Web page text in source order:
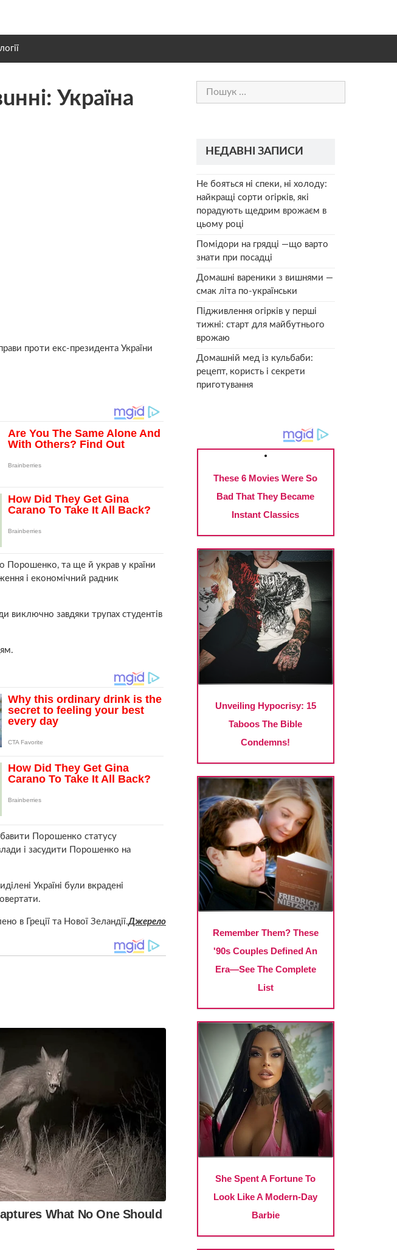
Україна
проти екс-президента України
Порошенко, та ще й украв у країни
і економічний радник
виключно завдяки трупах студентів
Порошенко статусу
і засудити Порошенко на
Україні були вкрадені
в Греції та Нової Зеландії.Джерело
Пошук:
НЕДАВНІ ЗАПИСИ
Не бояться ні спеки, ні холоду:
найкращі сорти огірків, які
порадують щедрим врожаєм в
цьому році
Помідори на грядці —що варто
знати при посадці
Домашні вареники з вишнями —
смак літа по-українськи
Підживлення огірків у перші
тижні: старт для майбутнього
врожаю
Домашній мед із кульбаби:
рецепт, користь і секрети
приготування